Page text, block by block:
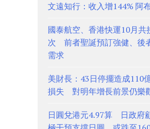
文遠知行：收入增144% 阿
國泰航空、香港快運10月共
次 前者聖誕預訂強健、後
需求
美財長：43日停擺造成110
損失 對明年增長前景仍樂
日圓兌港元4.97算 日政府